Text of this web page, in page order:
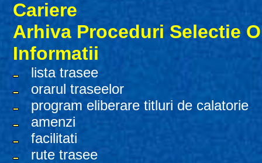
Cariere
Arhiva Proceduri Selectie
Informatii
lista trasee
orarul traseelor
program eliberare titluri de calatorie
amenzi
facilitati
rute trasee